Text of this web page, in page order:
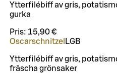
Ytterfilébiff av gris,
gurka
Pris: 15,90 €
Oscarschnitzel LGB
Ytterfilébiff av gris,
fräscha grönsaker